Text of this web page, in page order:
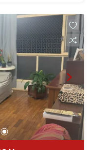
e comerciais
Sul,
infraestrutura e
como: Alto
Olhos
Jardim
Nova
Sumaré, Jardim
Royal Park,
Bonfim
Jardim